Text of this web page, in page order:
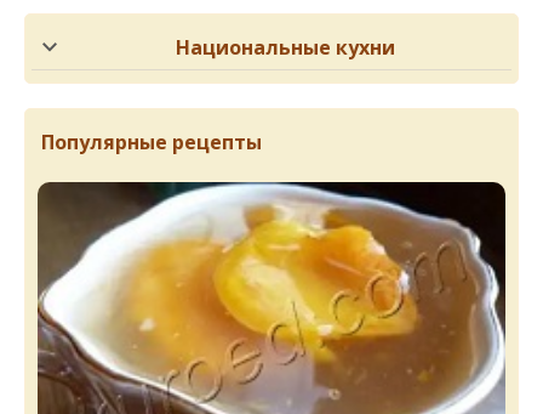
Национальные кухни
Популярные рецепты